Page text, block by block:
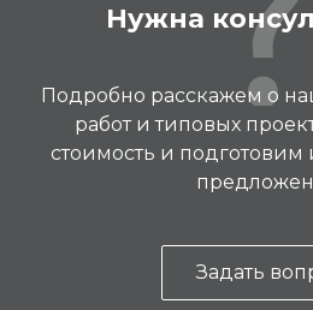
Нужна
Подробно расскажем о
работ и типовых
стоимость и
Задать